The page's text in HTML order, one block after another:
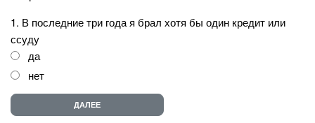
1. В последние три года я брал хотя бы один кредит или
ссуду
да
нет